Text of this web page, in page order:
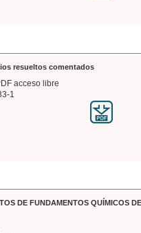
resueltos comentados
acceso libre
1
DE FUNDAMENTOS QUÍMICOS